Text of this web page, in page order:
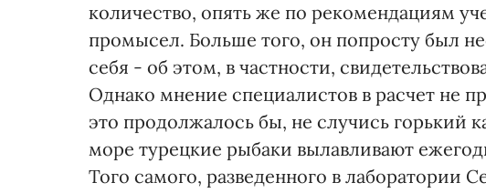
количество, опять же по рекомендациям
промысел. Больше того, он попросту был
себя - об этом, в частности,
Однако мнение специалистов в расчет не
это продолжалось бы, не случись горький
море турецкие рыбаки вылавливают
Того самого, разведенного в лаборатории